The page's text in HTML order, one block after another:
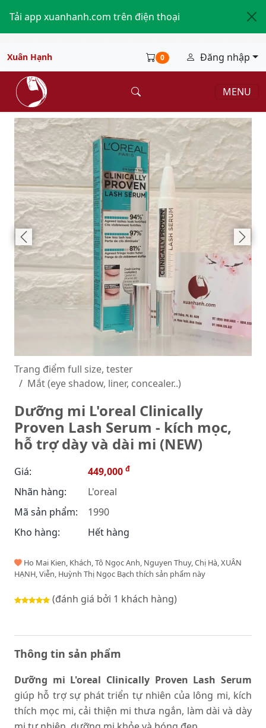
Tải app xuanhanh.com trên điện thoại
Xuân Hạnh 0 Đăng nhập
MENU
Trang điểm full size, tester
Mắt (eye shadow, liner, concealer..)
Dưỡng mi L'oreal Clinically
Proven Lash Serum - kích mọc,
hỗ trợ dày và dài mi (NEW)
Giá: 449,000 đ
Nhãn hàng:
L'oreal
Mã sản phẩm:
1990
Kho hàng:
Hết hàng
Ho Mai Kien, Khách, Tô Ngọc Anh, Nguyen Thuy, Chị Hà, XUÂN
HẠNH, Viễn, Huỳnh Thị Ngọc Bạch thích sản phẩm này
(đánh giá bởi 1 khách hàng)
Thông tin sản phẩm
Dưỡng mi L'oreal Clinically Proven Lash Serum
giúp hỗ trợ sự phát triển tự nhiên của lông mi, kích
thích mọc mi, cải thiện mi thưa ngắn, làm dài và dày